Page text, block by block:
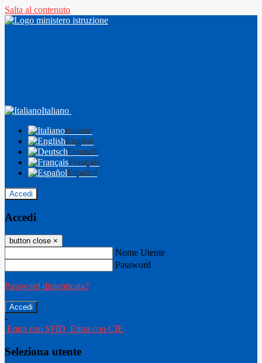
Salta al contenuto
Italiano
Italiano
English
Deutsch
Français
Español
Accedi
Accedi
button close ×
Nome Utente
Password
Password dimenticata?
-
Entra con SPID Entra con CIE
Seleziona utente